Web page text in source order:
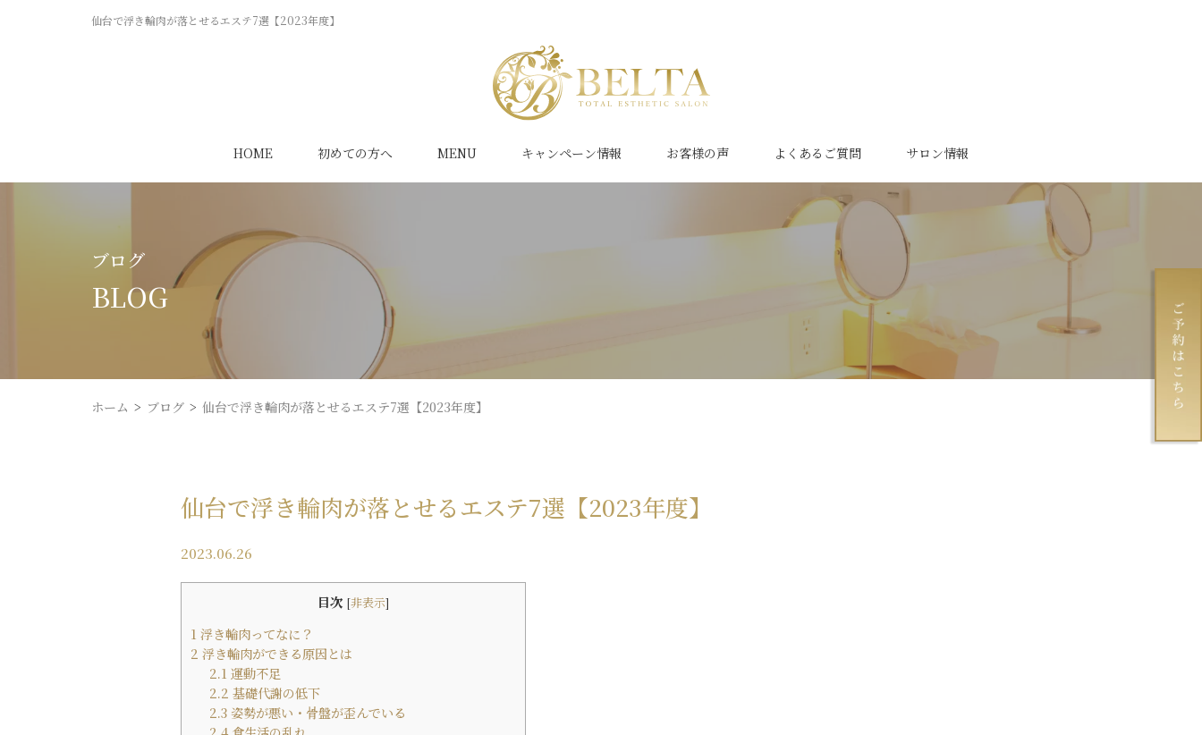
仙台で浮き輪肉が落とせるエステ7選【2023年度】
HOME 初めての方へ MENU キャンペーン情報 お客様の声 よくあるご質問 サロン情報
ブログ
BLOG
ホーム ブログ 仙台で浮き輪肉が落とせるエステ7選【2023年度】
仙台で浮き輪肉が落とせるエステ7選【2023年度】
2023.06.26
目次 [非表示]
1 浮き輪肉ってなに？
2 浮き輪肉ができる原因とは
2.1 運動不足
2.2 基礎代謝の低下
2.3 姿勢が悪い・骨盤が歪んでいる